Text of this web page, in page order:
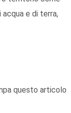
acqua e di terra,
questo articolo